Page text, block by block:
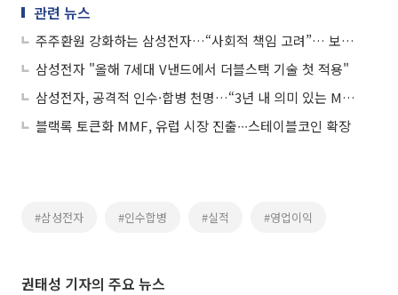
관련 뉴스
주주환원 강화하는 삼성전자…“사회적 책임 고려”… 보통주 주당 1932원
삼성전자 "올해 7세대 V낸드에서 더블스택 기술 첫 적용"
삼성전자, 공격적 인수·합병 천명…“3년 내 의미 있는 M&A”
블랙록 토큰화 MMF, 유럽 시장 진출∙∙∙스테이블코인 확장
#삼성전자 #인수합병 #실적 #영업이익
권태성 기자의 주요 뉴스